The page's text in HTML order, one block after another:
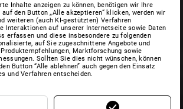
Inhalte anzeigen zu können, benötigen wir Ihre
den Button „Alle akzeptieren“ klicken, werden wir
weiteren (auch KI-gestützten) Verfahren
Interaktionen auf unserer Internetseite sowie Daten
erfassen und diese insbesondere zu folgenden
auf Sie zugeschnittene Angebote und
Marktforschung sowie
Sollten Sie dies nicht wünschen, können
Button “Alle ablehnen” auch gegen den Einsatz
und Verfahren entscheiden.